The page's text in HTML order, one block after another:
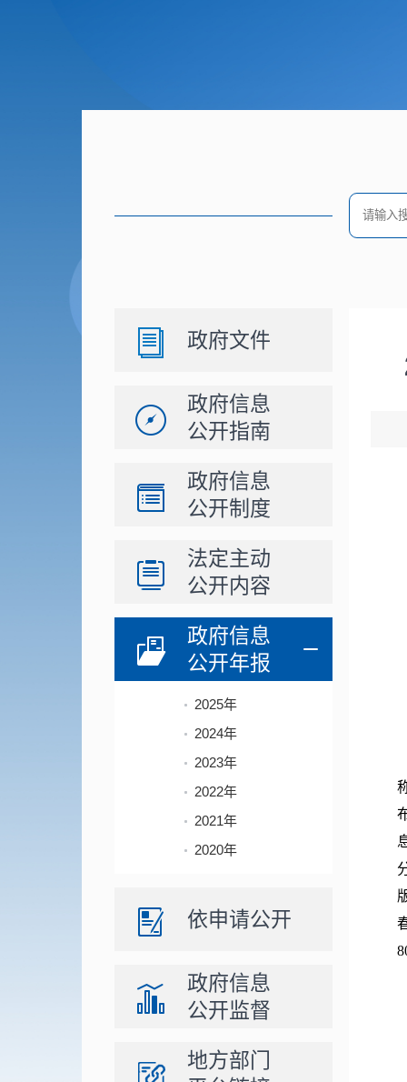
政府文件
政府信息
公开指南
政府信息
公开制度
法定主动
公开内容
政府信息
公开年报
2025年
2024年
2023年
2022年
2021年
2020年
依申请公开
政府信息
公开监督
地方部门